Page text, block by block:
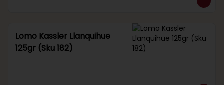
Lomo Kassler Llanquihue
125gr (Sku 182)